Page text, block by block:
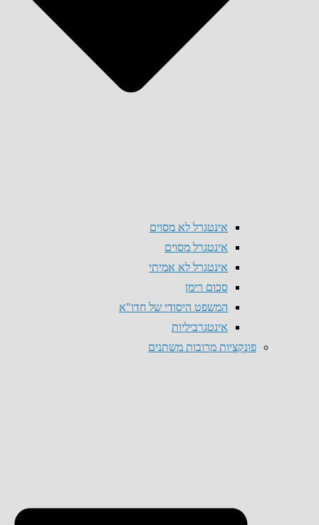
אינטגרל לא מסוים
אינטגרל מסוים
אינטגרל לא אמיתי
סכום רימן
המשפט היסודי של חדו"א
אינטגרביליות
פונקציות מרובות משתנים